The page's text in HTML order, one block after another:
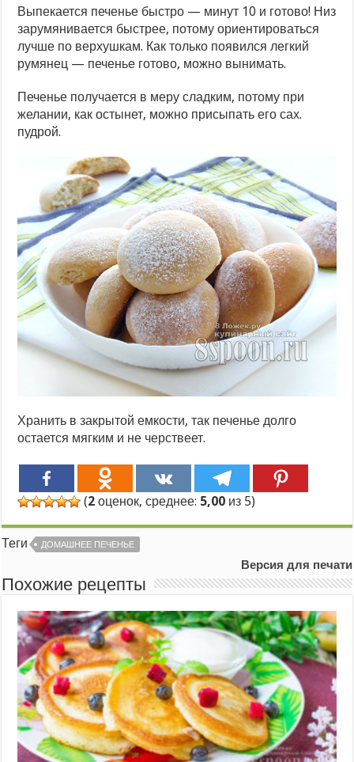
Выпекается печенье быстро — минут 10 и готово! Низ
зарумянивается быстрее, потому ориентироваться
лучше по верхушкам. Как только появился легкий
румянец — печенье готово, можно вынимать.
Печенье получается в меру сладким, потому при
желании, как остынет, можно присыпать его сах.
пудрой.
Хранить в закрытой емкости, так печенье долго
остается мягким и не черствеет.
(2 оценок, среднее: 5,00 из 5)
Теги ДОМАШНЕЕ ПЕЧЕНЬЕ
Версия для печати
Похожие рецепты